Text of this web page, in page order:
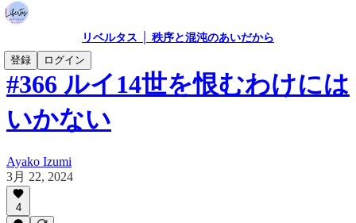
リベルタス │ 秩序と混沌のあいだから
登録
ログイン
#366 ルイ14世を恨むわけには
いかない
Ayako Izumi
3月 22, 2024
4